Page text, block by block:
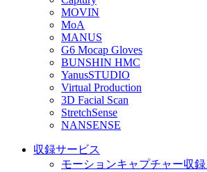
MOVIN
MoA
MANUS
G6 Mocap Gloves
BUNSHIN HMC
YanusSTUDIO
Virtual Production
3D Facial Scan
StretchSense
NANSENSE
収録サービス
モーションキャプチャー収